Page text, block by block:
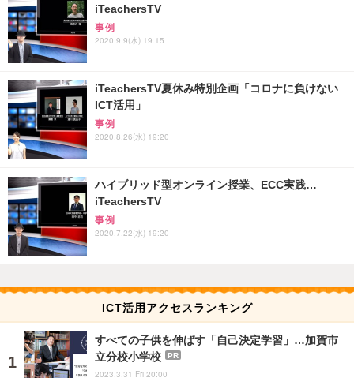
iTeachersTV
事例
2020.9.9(水) 19:15
iTeachersTV夏休み特別企画「コロナに負けない
ICT活用」
事例
2020.8.26(水) 19:20
ハイブリッド型オンライン授業、ECC実践…
iTeachersTV
事例
2020.7.22(水) 19:20
ICT活用アクセスランキング
すべての子供を伸ばす「自己決定学習」…加賀市
立分校小学校
PR
2023.3.31 Fri 20:00